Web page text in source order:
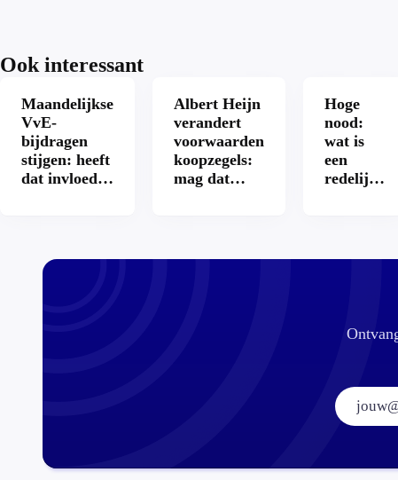
Ook interessant
Maandelijkse
VvE-
bijdragen
stijgen: heeft
dat invloed
Albert Heijn
verandert
voorwaarden
koopzegels:
mag dat
Hoge
nood:
wat is
een
redelijke